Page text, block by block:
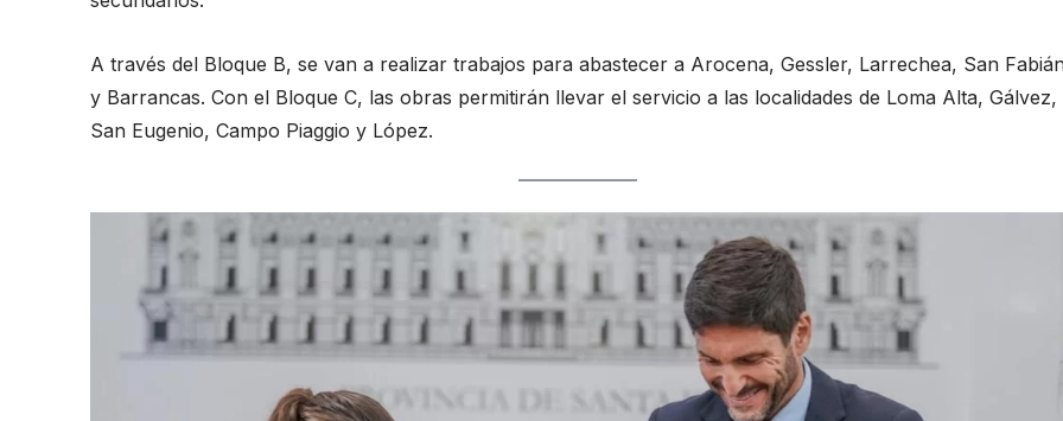
A través del Bloque B, se van a realizar trabajos para abastecer a Arocena, Gessler, Larrechea, San
y Barrancas. Con el Bloque C, las obras permitirán llevar el servicio a las localidades de Loma Alta, Gálvez,
San Eugenio, Campo Piaggio y López.